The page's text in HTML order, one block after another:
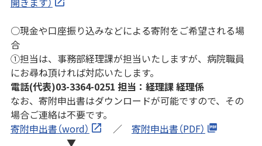
○現金や口座振り込みなどによる寄附をご希望される場
合
①担当は、事務部経理課が担当いたしますが、病院職員
にお尋ね頂ければ対応いたします。
電話(代表)03-3364-0251 担当：経理課 経理係
なお、寄附申出書はダウンロードが可能ですので、その
場合ご連絡は不要です。
寄附申出書（word）
／ 寄附申出書（PDF）
▼